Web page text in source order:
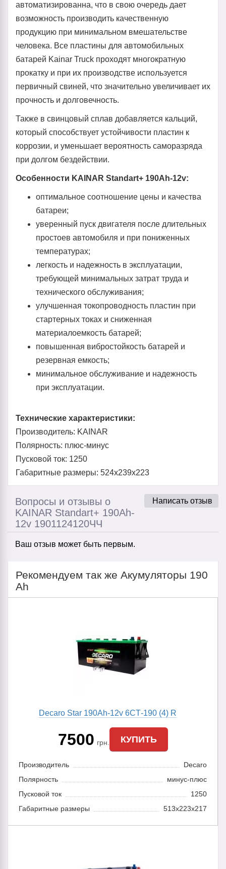
автоматизированна, что в свою очередь дает
возможность производить качественную
продукцию при минимальном вмешательстве
человека. Все пластины для автомобильных
батарей Kainar Truck проходят многократную
прокатку и при их производстве используется
первичный свиней, что значительно увеличивает их
прочность и долговечность.
Также в свинцовый сплав добавляется кальций,
который способствует устойчивости пластин к
коррозии, и уменьшает вероятность саморазряда
при долгом бездействии.
Особенности KAINAR Standart+ 190Ah-12v:
оптимальное соотношение цены и качества
батареи;
уверенный пуск двигателя после длительных
простоев автомобиля и при пониженных
температурах;
легкость и надежность в эксплуатации,
требующей минимальных затрат труда и
технического обслуживания;
улучшенная токопроводность пластин при
стартерных токах и сниженная
материалоемкость батарей;
повышенная вибростойкость батарей и
резервная емкость;
минимальное обслуживание и надежность
при эксплуатации.
Технические характеристики:
Производитель: KAINAR
Полярность: плюс-минус
Пусковой ток: 1250
Габаритные размеры: 524x239x223
Написать отзыв
Вопросы и отзывы о
KAINAR Standart+ 190Ah-
12v 1901124120ЧЧ
Ваш отзыв может быть первым.
Рекомендуем так же Акумуляторы 190
Ah
Decaro Star 190Ah-12v 6CТ-190 (4) R
7500 грн. КУПИТЬ
Производитель
Decaro
Полярность
минус-плюс
Пусковой ток
1250
Габаритные размеры
513x223x217